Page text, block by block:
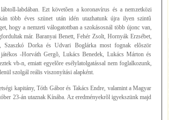
labdában. Ezt követõen a koronavírus és a nemzetközi
több éves szünet után idén utazhatunk újra ilyen szintû
hogy a nemzeti válogatottban a szokásosnál több újonc van,
már. Baranyai Benett, Fehér Zsolt, Hornyák Erzsébet,
Szaszkó Dorka és Udvari Boglárka most fognak elõször
-Horváth Gergõ, Lukács Benedek, Lukács Márton és
vb-n, emiatt egyelõre esélylatolgatással nem foglalkozunk,
szolgál reális viszonyítási alapként.
kapitány, Tóth Gábor és Takács Endre, valamint a Magyar
23-án utaznak Kínába. Az eredményekrõl igyekszünk majd